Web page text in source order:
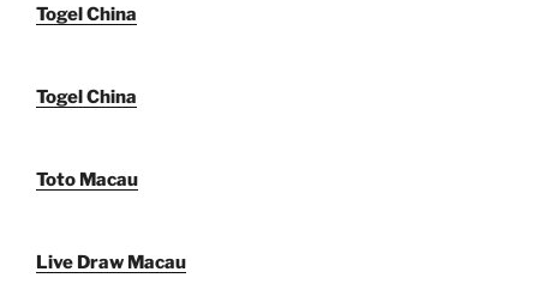
Togel China
Togel China
Toto Macau
Live Draw Macau